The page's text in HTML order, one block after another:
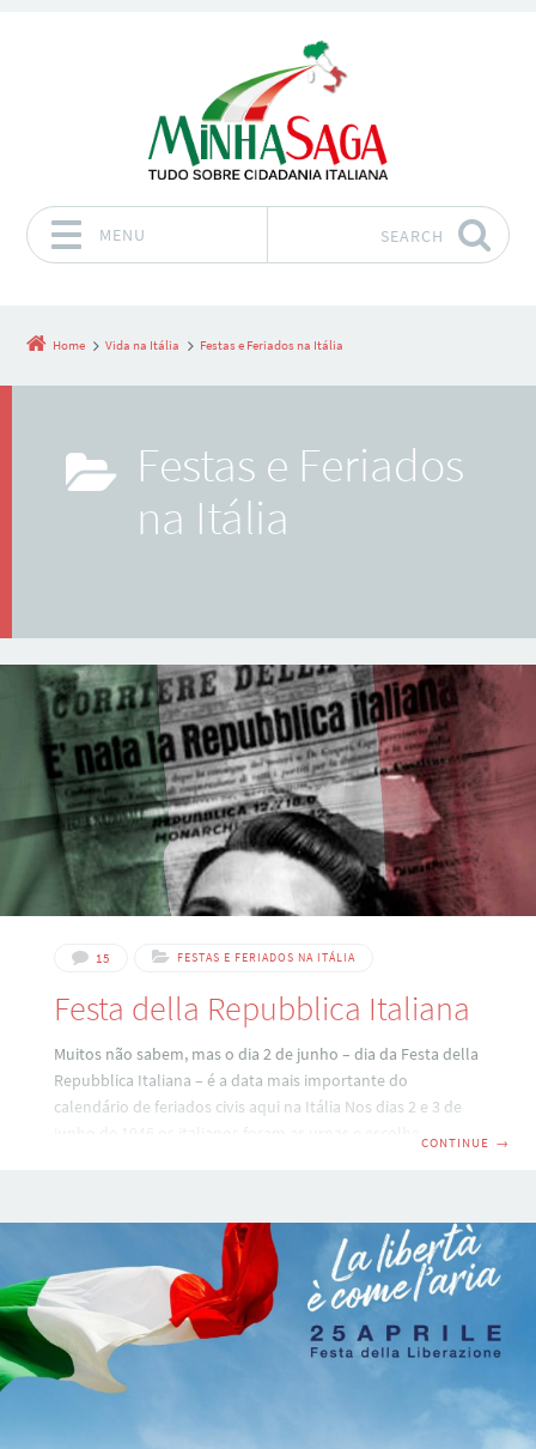
MENU SEARCH
Home Vida na Itália Festas e Feriados na Itália
Festas e Feriados
na Itália
15 FESTAS E FERIADOS NA ITÁLIA
Festa della Repubblica Italiana
Muitos não sabem, mas o dia 2 de junho – dia da Festa della
Repubblica Italiana – é a data mais importante do
calendário de feriados civis aqui na Itália Nos dias 2 e 3 de
podemos observar claramente que a posição do sul da
Italia era favorável à
CONTINUE →